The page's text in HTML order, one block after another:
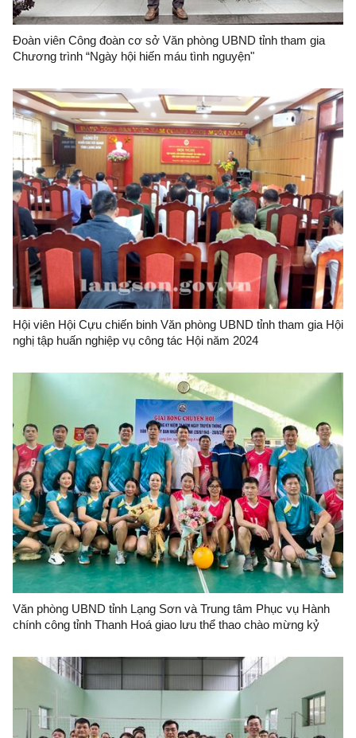
Đoàn viên Công đoàn cơ sở Văn phòng UBND tỉnh tham gia
Chương trình “Ngày hội hiến máu tình nguyện"
Hội viên Hội Cựu chiến binh Văn phòng UBND tỉnh tham gia Hội
nghị tập huấn nghiệp vụ công tác Hội năm 2024
Văn phòng UBND tỉnh Lạng Sơn và Trung tâm Phục vụ Hành
chính công tỉnh Thanh Hoá giao lưu thể thao chào mừng kỷ
chính Nhà nước Việt Nam (28/8/1945 - 28/8/2024)